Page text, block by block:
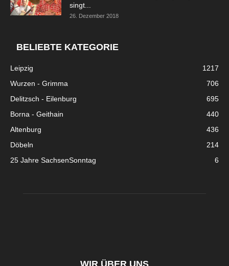
singt...
26. Dezember 2018
BELIEBTE KATEGORIE
Leipzig
1217
Wurzen - Grimma
706
Delitzsch - Eilenburg
695
Borna - Geithain
440
Altenburg
436
Döbeln
214
25 Jahre SachsenSonntag
6
WIR ÜBER UNS